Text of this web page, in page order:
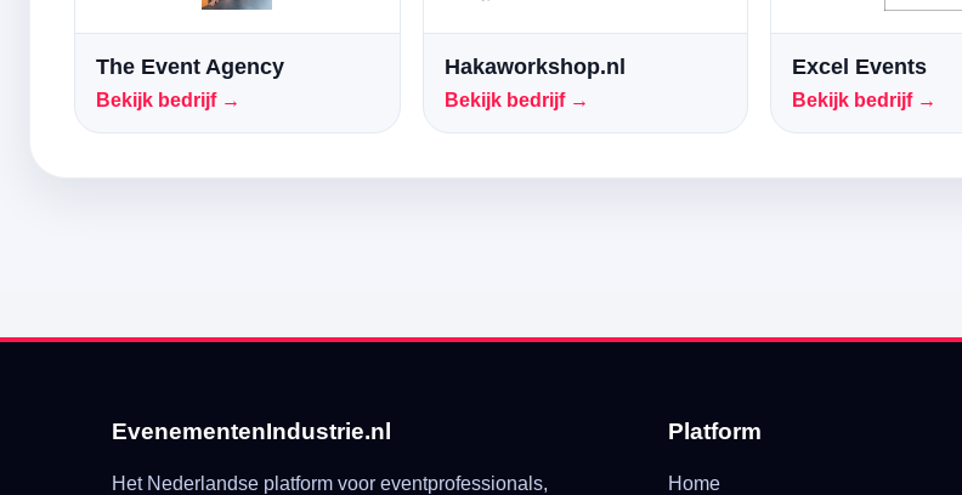
The Event Agency
Bekijk bedrijf →
Hakaworkshop.nl
Bekijk bedrijf →
Excel Events
Bekijk bedrijf →
EvenementenIndustrie.nl
Het Nederlandse platform voor eventprofessionals,
Platform
Home